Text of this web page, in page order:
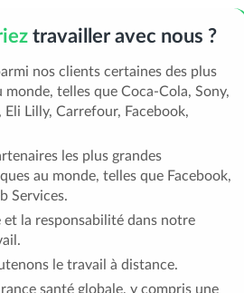
travailler avec nous ?
nos clients certaines des plus
monde, telles que Coca-Cola, Sony,
Eli Lilly, Carrefour, Facebook,
les plus grandes
au monde, telles que Facebook,
Services.
la responsabilité dans notre
le travail à distance.
santé globale, y compris une